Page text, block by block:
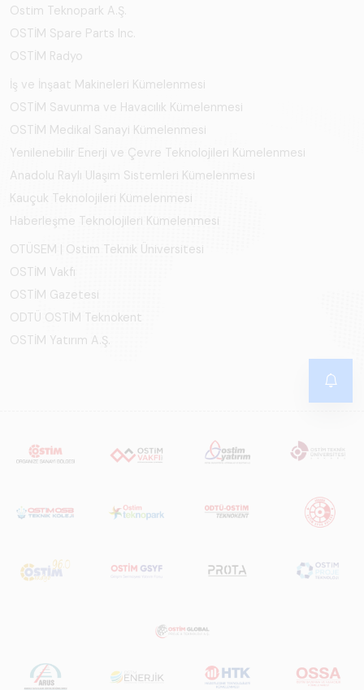
Ostim Teknopark A.Ş.
OSTİM Spare Parts Inc.
OSTİM Radyo
İş ve İnşaat Makineleri Kümelenmesi
OSTİM Savunma ve Havacılık Kümelenmesi
OSTİM Medikal Sanayi Kümelenmesi
Yenilenebilir Enerji ve Çevre Teknolojileri Kümelenmesi
Anadolu Raylı Ulaşım Sistemleri Kümelenmesi
Kauçuk Teknolojileri Kümelenmesi
Haberleşme Teknolojileri Kümelenmesi
OTÜSEM | Ostim Teknik Üniversitesi
OSTİM Vakfı
OSTİM Gazetesi
ODTÜ OSTİM Teknokent
OSTİM Yatırım A.Ş.